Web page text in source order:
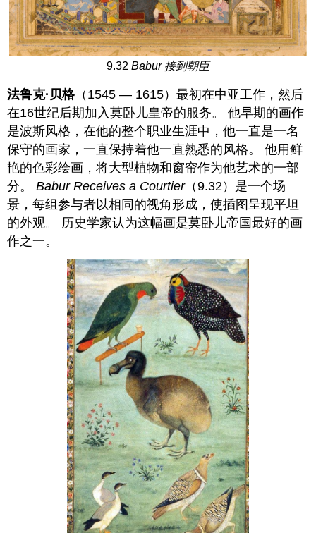
9.32 Babur 接到朝臣
法鲁克·贝格（1545 — 1615）最初在中亚工作，然后
在16世纪后期加入莫卧儿皇帝的服务。 他早期的画作
是波斯风格，在他的整个职业生涯中，他一直是一名
保守的画家，一直保持着他一直熟悉的风格。 他用鲜
艳的色彩绘画，将大型植物和窗帘作为他艺术的一部
分。Babur Receives a Courtier（9.32）是一个场
景，每组参与者以相同的视角形成，使插图呈现平坦
的外观。 历史学家认为这幅画是莫卧儿帝国最好的画
作之一。